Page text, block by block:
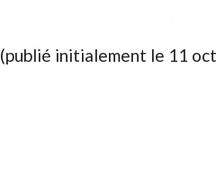
(publié initialement le 11